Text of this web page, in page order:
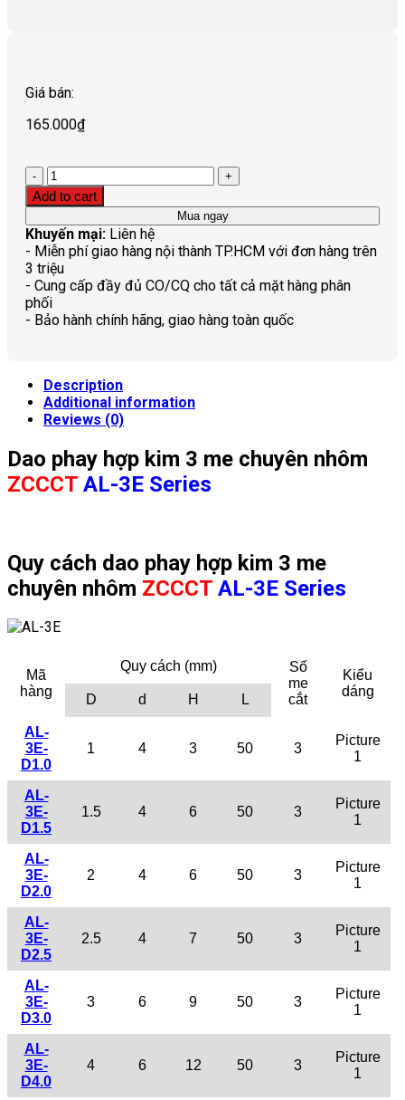
Giá bán:
165.000₫
Quantity
Add to cart
Mua ngay
Khuyến mại: Liên hệ
- Miễn phí giao hàng nội thành TP.HCM với đơn hàng trên
3 triệu
- Cung cấp đầy đủ CO/CQ cho tất cả mặt hàng phân
phối
- Bảo hành chính hãng, giao hàng toàn quốc
Description
Additional information
Reviews (0)
Dao phay hợp kim 3 me chuyên nhôm
ZCCCT AL-3E Series
Quy cách dao phay hợp kim 3 me
chuyên nhôm ZCCCT AL-3E Series
Mã
hàng
Quy cách (mm)
Số
me
cắt
Kiểu
dáng
D d H L
AL-
3E-
D1.0
1 4 3 50 3
Picture
1
AL-
3E-
D1.5
1.5 4 6 50 3
Picture
1
AL-
3E-
D2.0
2 4 6 50 3
Picture
1
AL-
3E-
D2.5
2.5 4 7 50 3
Picture
1
AL-
3E-
D3.0
3 6 9 50 3
Picture
1
AL-
3E-
D4.0
4 6 12 50 3
Picture
1